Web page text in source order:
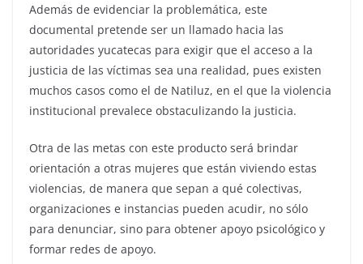
Además de evidenciar la problemática, este
documental pretende ser un llamado hacia las
autoridades yucatecas para exigir que el acceso a la
justicia de las víctimas sea una realidad, pues existen
muchos casos como el de Natiluz, en el que la violencia
institucional prevalece obstaculizando la justicia.
Otra de las metas con este producto será brindar
orientación a otras mujeres que están viviendo estas
violencias, de manera que sepan a qué colectivas,
organizaciones e instancias pueden acudir, no sólo
para denunciar, sino para obtener apoyo psicológico y
formar redes de apoyo.